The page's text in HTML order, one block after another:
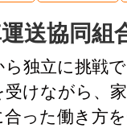
送協同組
独立に挑戦
けながら、
った働き方